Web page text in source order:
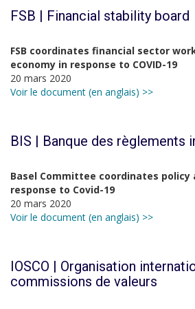
FSB | Financial stability board
FSB coordinates financial sector
economy in response to COVID-19
20 mars 2020
Voir le document (en anglais) >>
BIS | Banque des règlements
Basel Committee coordinates policy
response to Covid-19
20 mars 2020
Voir le document (en anglais) >>
IOSCO | Organisation
commissions de valeurs